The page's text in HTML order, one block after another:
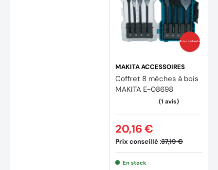
Prix coûtants
MAKITA ACCESSOIRES
Coffret 8 mèches à bois
MAKITA E-08698
Prix conseillé :37,19 €
20,16 €
En stock